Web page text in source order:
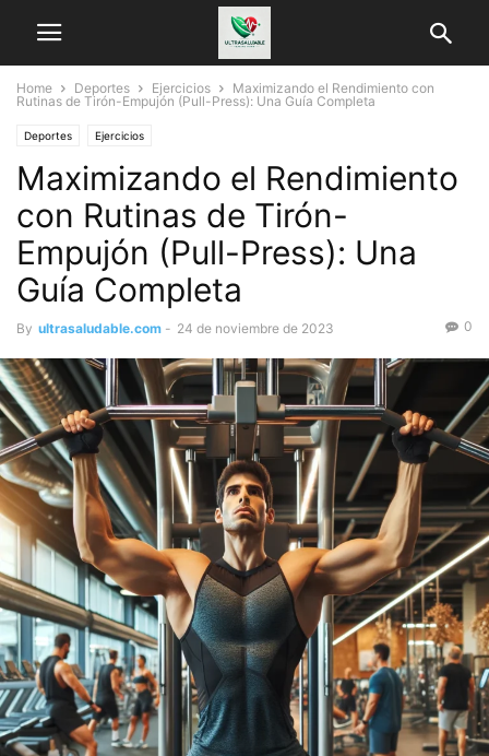
Home Deportes Ejercicios
Maximizando el Rendimiento con
Rutinas de Tirón-Empujón (Pull-Press): Una Guía Completa
Deportes Ejercicios
Maximizando el Rendimiento
con Rutinas de Tirón-
Empujón (Pull-Press): Una
Guía Completa
By ultrasaludable.com - 24 de noviembre de 2023 0